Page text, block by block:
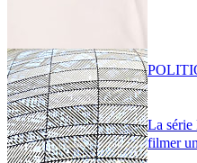
La
filmer